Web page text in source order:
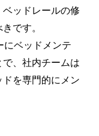
ッドレールの修
です。
ベッドメンテ
、社内チームは
を専門的にメン